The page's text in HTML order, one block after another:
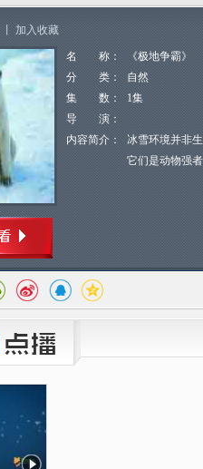
加入收藏
名 称：
《极地争霸》
分 类：
自然
集 数：
1集
导 演：
内容简介：
冰雪环境并非
它们是动物强